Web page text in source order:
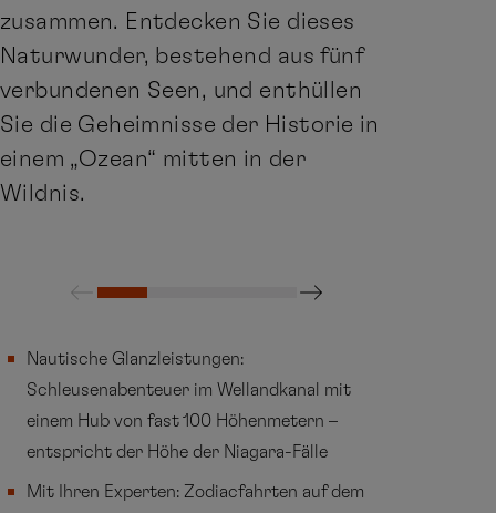
zusammen. Entdecken Sie dieses
Naturwunder, bestehend aus fünf
verbundenen Seen, und enthüllen
Sie die Geheimnisse der Historie in
einem „Ozean“ mitten in der
Wildnis.
Nautische Glanzleistungen:
Schleusenabenteuer im Wellandkanal mit
einem Hub von fast 100 Höhenmetern –
entspricht der Höhe der Niagara-Fälle
Mit Ihren Experten: Zodiacfahrten auf dem